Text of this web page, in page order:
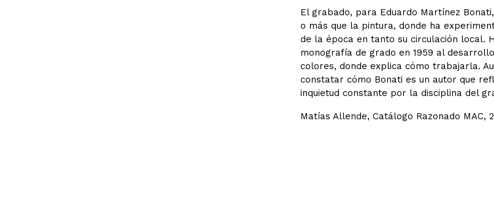
El grabado, para Eduardo Martínez
o más que la pintura, donde ha
de la época en tanto su circulación local.
monografía de grado en 1959 al
colores, donde explica cómo trabajarla.
constatar cómo Bonati es un autor que
inquietud constante por la disciplina del
Matías Allende, Catálogo Razonado MAC,